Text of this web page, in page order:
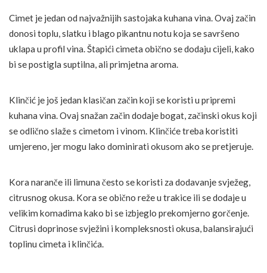
Cimet je jedan od najvažnijih sastojaka kuhana vina. Ovaj začin
donosi toplu, slatku i blago pikantnu notu koja se savršeno
uklapa u profil vina. Štapići cimeta obično se dodaju cijeli, kako
bi se postigla suptilna, ali primjetna aroma.
Klinčić je još jedan klasičan začin koji se koristi u pripremi
kuhana vina. Ovaj snažan začin dodaje bogat, začinski okus koji
se odlično slaže s cimetom i vinom. Klinčiće treba koristiti
umjereno, jer mogu lako dominirati okusom ako se pretjeruje.
Kora naranče ili limuna često se koristi za dodavanje svježeg,
citrusnog okusa. Kora se obično reže u trakice ili se dodaje u
velikim komadima kako bi se izbjeglo prekomjerno gorčenje.
Citrusi doprinose svježini i kompleksnosti okusa, balansirajući
toplinu cimeta i klinčića.